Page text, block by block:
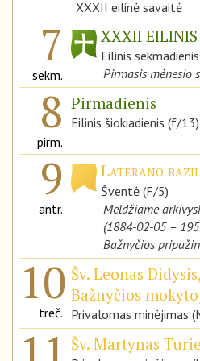
XXXII eilinė savaitė
7
sekm.
XXXII EILINIS
Eilinis
Pirmasis mėnesio
8
pirm.
Pirmadienis
Eilinis šiokiadienis (f/13)
9
antr.
Laterano
Šventė (F/5)
Meldžiame
(1884-02-05 –
Bažnyčios
10
treč.
Šv. Leonas
Bažnyčios
Privalomas minėjimas
Šv. Martynas